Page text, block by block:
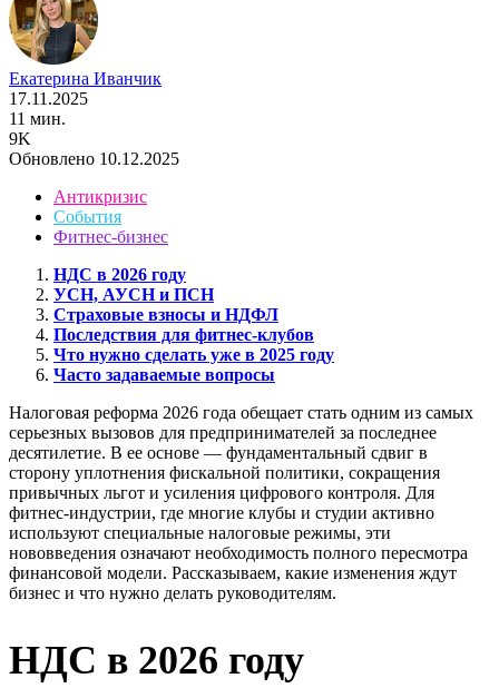
Екатерина Иванчик
17.11.2025
11 мин.
9K
Обновлено 10.12.2025
Антикризис
События
Фитнес-бизнес
НДС в 2026 году
УСН, АУСН и ПСН
Страховые взносы и НДФЛ
Последствия для фитнес-клубов
Что нужно сделать уже в 2025 году
Часто задаваемые вопросы
Налоговая реформа 2026 года обещает стать одним из самых
серьезных вызовов для предпринимателей за последнее
десятилетие. В ее основе — фундаментальный сдвиг в
сторону уплотнения фискальной политики, сокращения
привычных льгот и усиления цифрового контроля. Для
фитнес-индустрии, где многие клубы и студии активно
используют специальные налоговые режимы, эти
нововведения означают необходимость полного пересмотра
финансовой модели. Рассказываем, какие изменения ждут
бизнес и что нужно делать руководителям.
НДС в 2026 году